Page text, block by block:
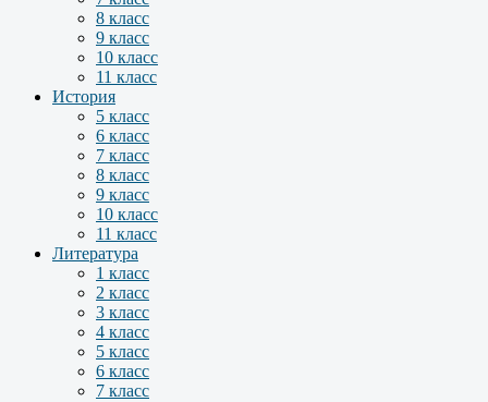
8 класс
9 класс
10 класс
11 класс
История
5 класс
6 класс
7 класс
8 класс
9 класс
10 класс
11 класс
Литература
1 класс
2 класс
3 класс
4 класс
5 класс
6 класс
7 класс